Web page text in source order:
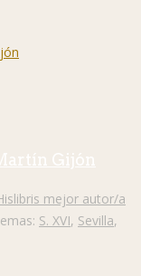
Gijón
mejor autor/a
S. XVI, Sevilla,